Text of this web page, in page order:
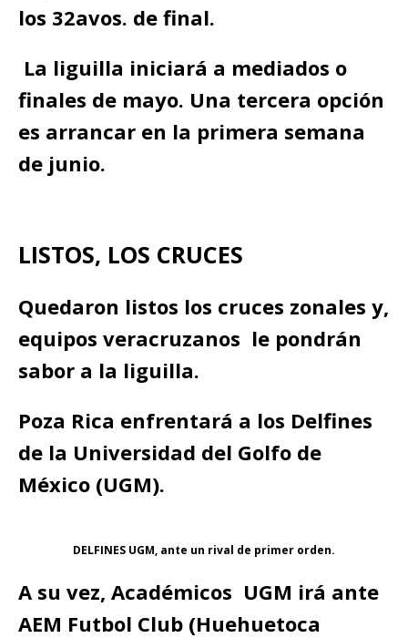
los 32avos. de final.
La liguilla iniciará a mediados o
finales de mayo. Una tercera opción
es arrancar en la primera semana
de junio.
LISTOS, LOS CRUCES
Quedaron listos los cruces zonales y,
equipos veracruzanos le pondrán
sabor a la liguilla.
Poza Rica enfrentará a los Delfines
de la Universidad del Golfo de
México (UGM).
DELFINES UGM, ante un rival de primer orden.
A su vez, Académicos UGM irá ante
AEM Futbol Club (Huehuetoca